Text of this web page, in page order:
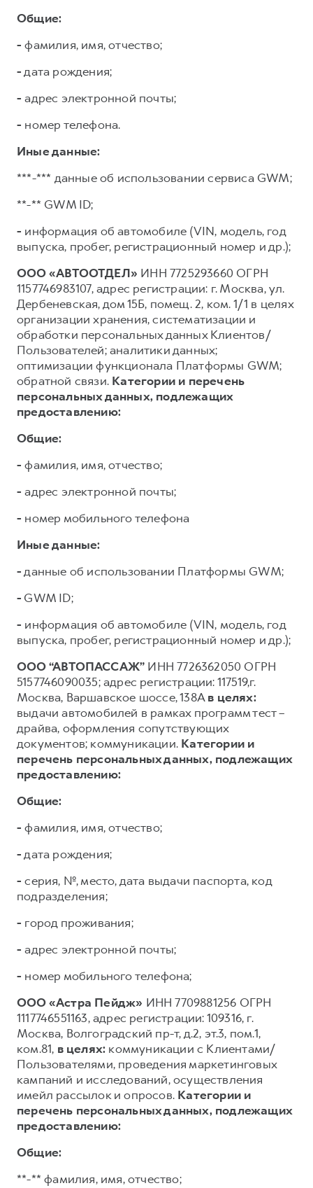
Общие:
- фамилия, имя, отчество;
-дата рождения;
- адрес электронной почты;
- номер телефона.
Иные данные:
***-*** данные об использовании сервиса GWM;
**-** GWM ID;
- информация об автомобиле (VIN, модель, год
выпуска, пробег, регистрационный номер и др.);
ООО «АВТООТДЕЛ» ИНН 7725293660 ОГРН
1157746983107, адрес регистрации: г. Москва, ул.
Дербеневская, дом 15Б, помещ. 2, ком. 1/1 в целях
организации хранения, систематизации и
обработки персональных данных Клиентов/
Пользователей; аналитики данных;
оптимизации функционала Платформы GWM;
обратной связи. Категории и перечень
персональных данных, подлежащих
предоставлению:
Общие:
- фамилия, имя, отчество;
- адрес электронной почты;
- номер мобильного телефона
Иные данные:
-данные об использовании Платформы GWM;
- GWM ID;
- информация об автомобиле (VIN, модель, год
выпуска, пробег, регистрационный номер и др.);
ООО “АВТОПАССАЖ” ИНН 7726362050 ОГРН
5157746090035; адрес регистрации: 117519,г.
Москва, Варшавское шоссе, 138Ав целях:
выдачи автомобилей в рамках программ тест –
драйва, оформления сопутствующих
документов; коммуникации. Категории и
перечень персональных данных, подлежащих
предоставлению:
Общие:
- фамилия, имя, отчество;
-дата рождения;
- серия, №, место, дата выдачи паспорта, код
подразделения;
- город проживания;
- адрес электронной почты;
- номер мобильного телефона;
ООО «Астра Пейдж» ИНН 7709881256 ОГРН
1117746551163, адрес регистрации: 109316, г.
Москва, Волгоградский пр-т, д.2, эт.3, пом.1,
ком.81, в целях: коммуникации с Клиентами/
Пользователями, проведения маркетинговых
кампаний и исследований, осуществления
имейл рассылок и опросов. Категории и
перечень персональных данных, подлежащих
предоставлению:
Общие:
**-** фамилия, имя, отчество;